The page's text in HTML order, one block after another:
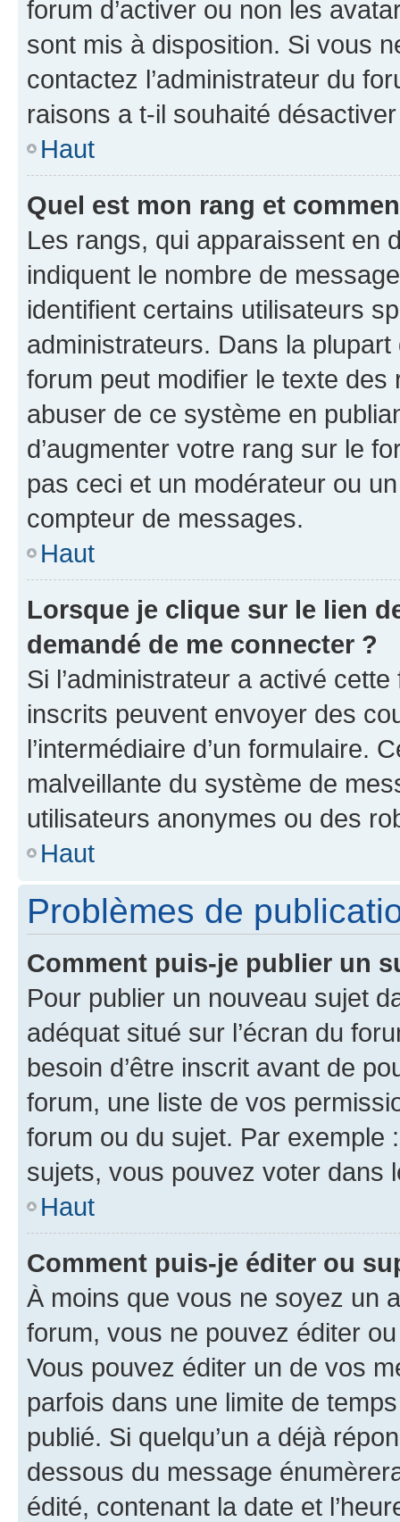
forum d’activer ou non les
sont mis à disposition. Si vous
contactez l’administrateur du
raisons a t-il souhaité
Haut
Quel est mon rang et
Les rangs, qui apparaissent en
indiquent le nombre de
identifient certains utilisateurs
administrateurs. Dans la
forum peut modifier le texte
abuser de ce système en
d’augmenter votre rang sur le
pas ceci et un modérateur ou
compteur de messages.
Haut
Lorsque je clique sur le lien
demandé de me connecter ?
Si l’administrateur a activé
inscrits peuvent envoyer des
l’intermédiaire d’un formulaire.
malveillante du système de
utilisateurs anonymes ou des
Haut
Problèmes de
Comment puis-je publier un
Pour publier un nouveau sujet
adéquat situé sur l’écran du
besoin d’être inscrit avant de
forum, une liste de vos
forum ou du sujet. Par exemple
sujets, vous pouvez voter dans
Haut
Comment puis-je éditer ou
À moins que vous ne soyez un
forum, vous ne pouvez éditer
Vous pouvez éditer un de vos
parfois dans une limite de
publié. Si quelqu’un a déjà
dessous du message
édité, contenant la date et